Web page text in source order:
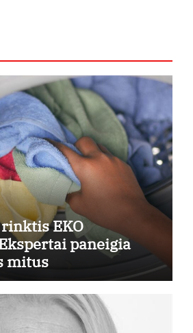
EKO
paneigia
mitus